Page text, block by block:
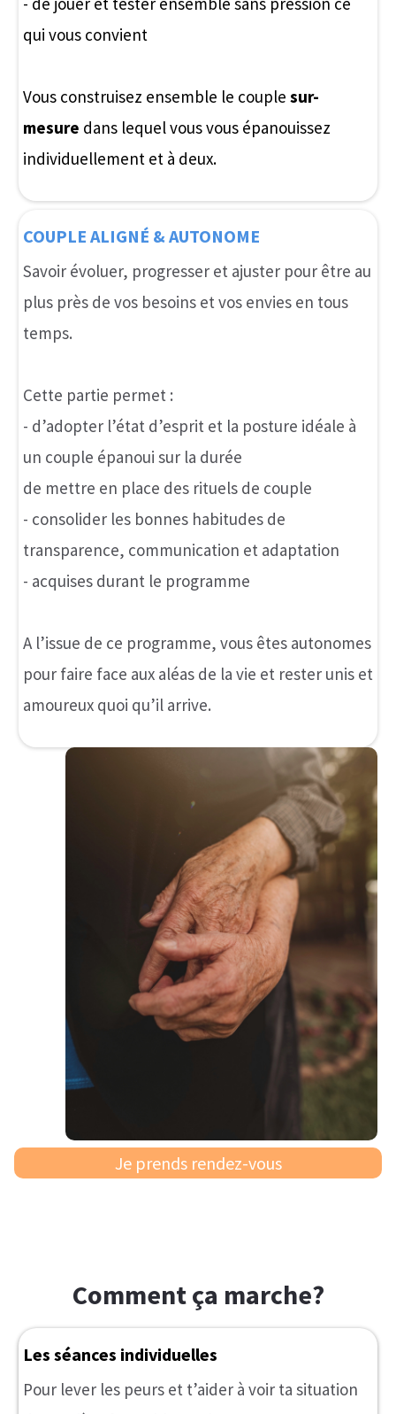
Je prends rendez-vous
Comment ça marche?
Les séances individuelles
Pour lever les peurs et t’aider à voir ta situation
Ces séances sont 100% en visio et sont illimitées
(avec un espacement conseillé de 1 à 2
semaines).
Les séances de couple
Pour accompagner la compréhension de soi par
l’autre et vice versa et la construction de bases
C’est aussi l’occasion de faire émerger des
solutions ensemble.
Entre les séances, nous restons en contact.
Tu peux me partager tes avancées, tes